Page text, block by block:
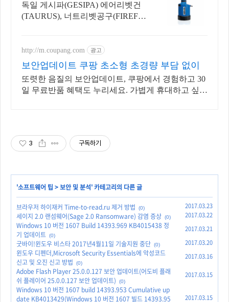
독일 게시파(GESIPA) 에어리벳건
(TAURUS), 너트리벳공구(FIREFO
http://m.coupang.com 광고
보안업데이트 쿠팡 초소형 초경량 부담 없이
또렷한 음질의 보안업데이트, 쿠팡에서 경험하고 30
일 무료반품 혜택도 누리세요. 가볍게 휴대하고 싶다
3 구독하기
'소프트웨어 팁 >보안 및 분석' 카테고리의 다른 글
브라우저 하이재커 Time-to-read.ru 제거 방법 (0) 2017.03.23
세이지 2.0 랜섬웨어(Sage 2.0 Ransomware) 감염 증상 (0) 2017.03.22
Windows 10 버전 1607 Build 14393.969 KB4015438 정
기 업데이트 (0)
2017.03.21
굿바이!윈도우 비스타 2017년4월11일 기술지원 중단 (0) 2017.03.20
윈도우 디펜더,Microsoft Security Essentials에 악성코드
신고 및 오진 신고 방법
(0)
2017.03.16
Adobe Flash Player 25.0.0.127 보안 업데이트(어도비 플래
쉬 플레이어 25.0.0.127 보안 업데이트)
(0)
2017.03.15
Windows 10 버전 1607 build 14393.953 Cumulative up
date KB4013429(Windows 10 버전 1607 빌드 14393.95
2017.03.15